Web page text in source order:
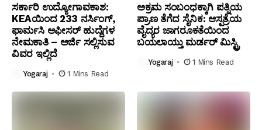
ಸರ್ಕಾರಿ ಉದ್ಯೋಗಾವಕಾಶ:
KEAಯಿಂದ 233 ನರ್ಸಿಂಗ್,
ಫಾರ್ಮಸಿ ಆಫೀಸರ್ ಹುದ್ದೆಗಳ
ನೇಮಕಾತಿ – ಅರ್ಜಿ ಸಲ್ಲಿಸುವ
ವಿವರ ಇಲ್ಲಿದೆ
Yogaraj 1 Mins Read
ಅಕ್ರಮ ಸಂಬಂಧಕ್ಕಾಗಿ ಪತ್ನಿಯ
ಪ್ರಾಣ ತೆಗೆದ ಸೈನಿಕ: ಆಸ್ಪತ್ರೆಯ
ವೈದ್ಯರ ಜಾಗರೂಕತೆಯಿಂದ
ಬಯಲಾಯ್ತು ಮರ್ಡರ್ ಮಿಸ್ಟ್ರಿ
Yogaraj 1 Mins Read